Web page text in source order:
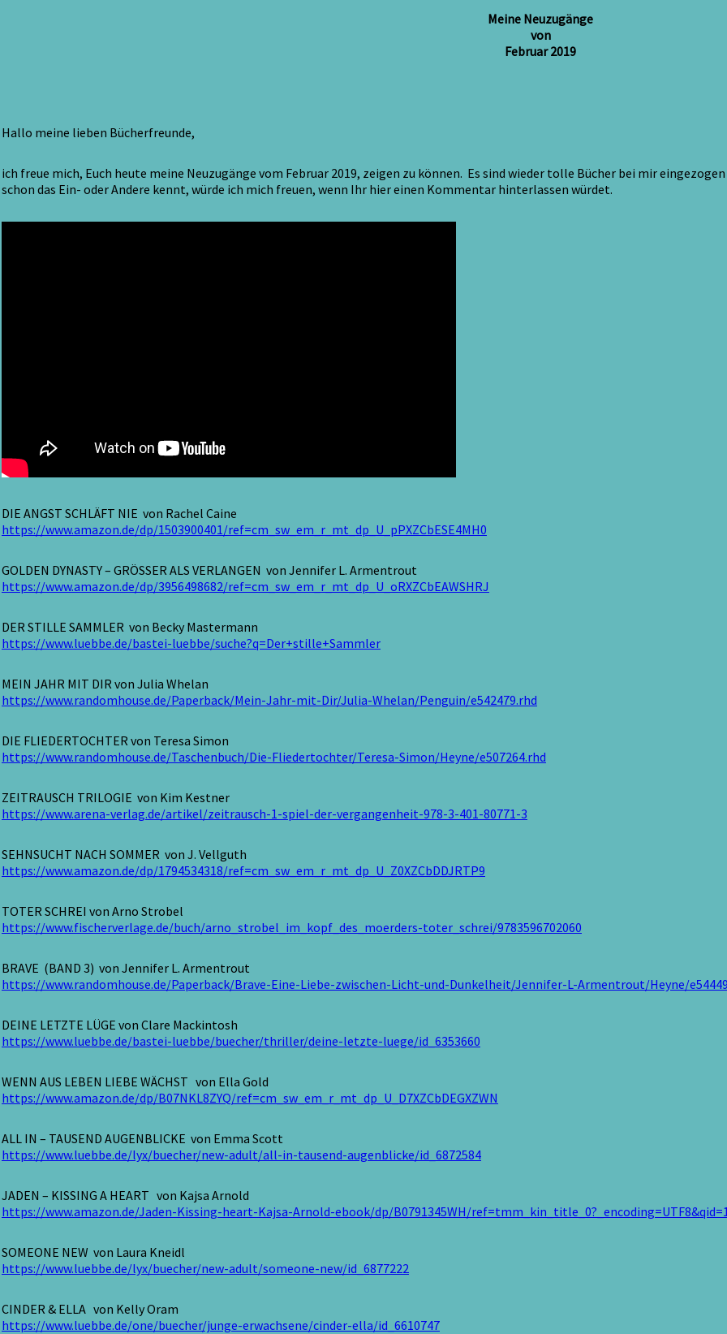
Meine Neuzugänge
von
Februar 2019
Hallo meine lieben Bücherfreunde,
ich freue mich, Euch heute meine Neuzugänge vom Februar 2019, zeigen zu können. Es sind wieder tolle Bücher bei mir
schon das Ein- oder Andere kennt, würde ich mich freuen, wenn Ihr hier einen Kommentar hinterlassen würdet.
DIE ANGST SCHLÄFT NIE von Rachel Caine
https://www.amazon.de/dp/1503900401/ref=cm_sw_em_r_mt_dp_U_pPXZCbESE4MH0
GOLDEN DYNASTY – GRÖSSER ALS VERLANGEN von Jennifer L. Armentrout
https://www.amazon.de/dp/3956498682/ref=cm_sw_em_r_mt_dp_U_oRXZCbEAWSHRJ
DER STILLE SAMMLER von Becky Mastermann
https://www.luebbe.de/bastei-luebbe/suche?q=Der+stille+Sammler
MEIN JAHR MIT DIR von Julia Whelan
https://www.randomhouse.de/Paperback/Mein-Jahr-mit-Dir/Julia-Whelan/Penguin/e542479.rhd
DIE FLIEDERTOCHTER von Teresa Simon
https://www.randomhouse.de/Taschenbuch/Die-Fliedertochter/Teresa-Simon/Heyne/e507264.rhd
ZEITRAUSCH TRILOGIE von Kim Kestner
https://www.arena-verlag.de/artikel/zeitrausch-1-spiel-der-vergangenheit-978-3-401-80771-3
SEHNSUCHT NACH SOMMER von J. Vellguth
https://www.amazon.de/dp/1794534318/ref=cm_sw_em_r_mt_dp_U_Z0XZCbDDJRTP9
TOTER SCHREI von Arno Strobel
https://www.fischerverlage.de/buch/arno_strobel_im_kopf_des_moerders-toter_schrei/9783596702060
BRAVE (BAND 3) von Jennifer L. Armentrout
https://www.randomhouse.de/Paperback/Brave-Eine-Liebe-zwischen-Licht-und-Dunkelheit/Jennifer-L-Armentrout/Heyne/
DEINE LETZTE LÜGE von Clare Mackintosh
https://www.luebbe.de/bastei-luebbe/buecher/thriller/deine-letzte-luege/id_6353660
WENN AUS LEBEN LIEBE WÄCHST von Ella Gold
https://www.amazon.de/dp/B07NKL8ZYQ/ref=cm_sw_em_r_mt_dp_U_D7XZCbDEGXZWN
ALL IN – TAUSEND AUGENBLICKE von Emma Scott
https://www.luebbe.de/lyx/buecher/new-adult/all-in-tausend-augenblicke/id_6872584
JADEN – KISSING A HEART von Kajsa Arnold
https://www.amazon.de/Jaden-Kissing-heart-Kajsa-Arnold-ebook/dp/B0791345WH/
SOMEONE NEW von Laura Kneidl
https://www.luebbe.de/lyx/buecher/new-adult/someone-new/id_6877222
CINDER & ELLA von Kelly Oram
https://www.luebbe.de/one/buecher/junge-erwachsene/cinder-ella/id_6610747